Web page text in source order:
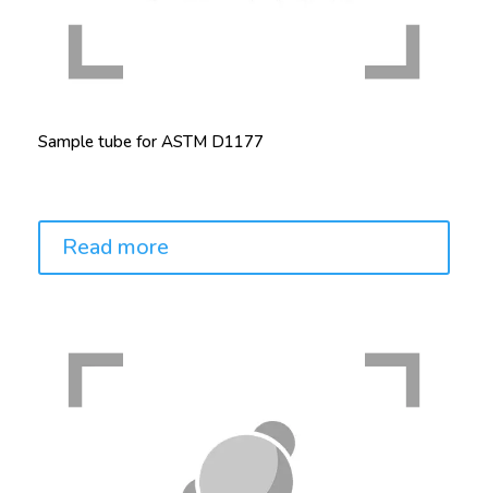
Sample tube for ASTM D1177
Read more